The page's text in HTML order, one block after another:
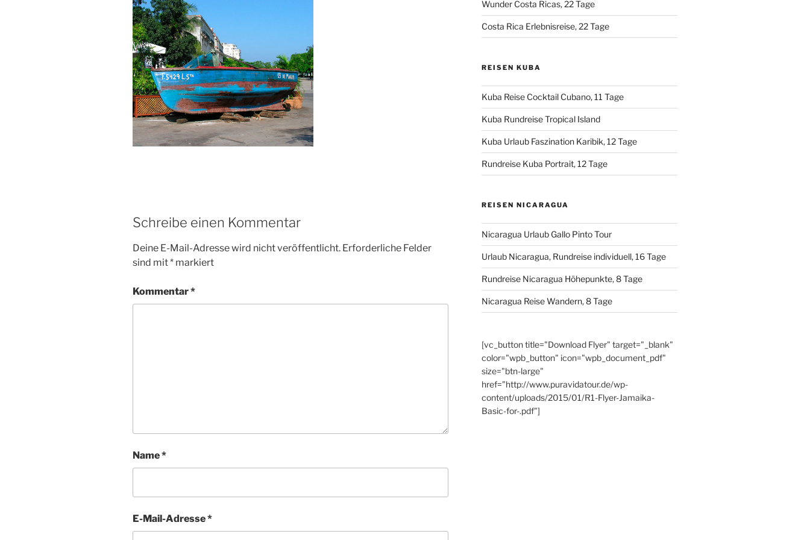
Schreibe einen Kommentar
Deine E-Mail-Adresse wird nicht veröffentlicht. Erforderliche Felder
sind mit* markiert
Kommentar*
Name*
E-Mail-Adresse*
Wunder Costa Ricas, 22 Tage
Costa Rica Erlebnisreise, 22 Tage
REISEN KUBA
Kuba Reise Cocktail Cubano, 11 Tage
Kuba Rundreise Tropical Island
Kuba Urlaub Faszination Karibik, 12 Tage
Rundreise Kuba Portrait, 12 Tage
REISEN NICARAGUA
Nicaragua Urlaub Gallo Pinto Tour
Urlaub Nicaragua, Rundreise individuell, 16 Tage
Rundreise Nicaragua Höhepunkte, 8 Tage
Nicaragua Reise Wandern, 8 Tage
[vc_button title="Download Flyer" target="_blank"
color="wpb_button" icon="wpb_document_pdf"
size="btn-large"
href="http://www.puravidatour.de/wp-
content/uploads/2015/01/R1-Flyer-Jamaika-
Basic-for-.pdf"]